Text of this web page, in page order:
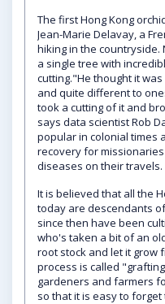
The first Hong Kong
Jean-Marie Delavay, a
hiking in the
a single tree with
cutting."He thought it
and quite different to
took a cutting of it and
says data scientist Rob
popular in colonial times
recovery for
diseases on their travels.
It is believed that all the
today are descendants
since then have been
who's taken a bit of an
root stock and let it grow
process is called
gardeners and farmers
so that it is easy to